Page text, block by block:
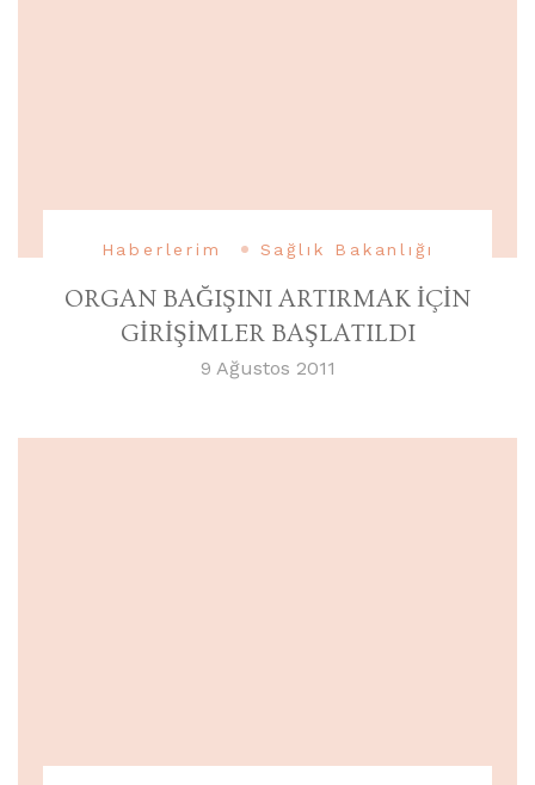
Haberlerim Sağlık Bakanlığı
ORGAN BAĞIŞINI ARTIRMAK İÇİN
GİRİŞİMLER BAŞLATILDI
9 Ağustos 2011